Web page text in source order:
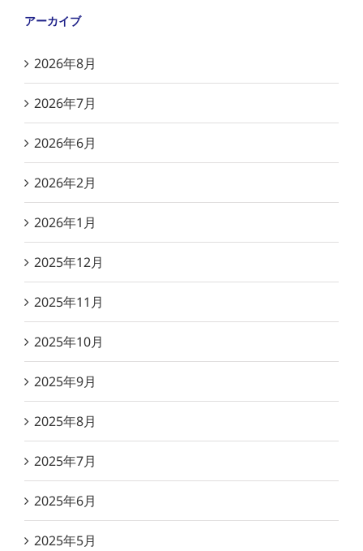
アーカイブ
2026年8月
2026年7月
2026年6月
2026年2月
2026年1月
2025年12月
2025年11月
2025年10月
2025年9月
2025年8月
2025年7月
2025年6月
2025年5月